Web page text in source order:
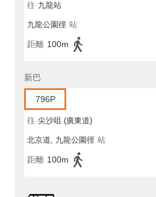
往 九龍站
九龍公園徑 站
距離 100m
新巴
796P
往 尖沙咀 (廣東道)
北京道, 九龍公園徑 站
距離 100m